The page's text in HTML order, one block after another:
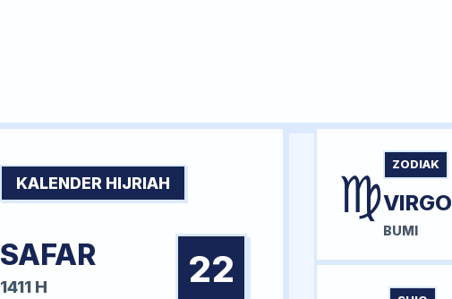
KALENDER HIJRIAH
SAFAR
1411 H 22
♍ ZODIAK
VIRGO
BUMI